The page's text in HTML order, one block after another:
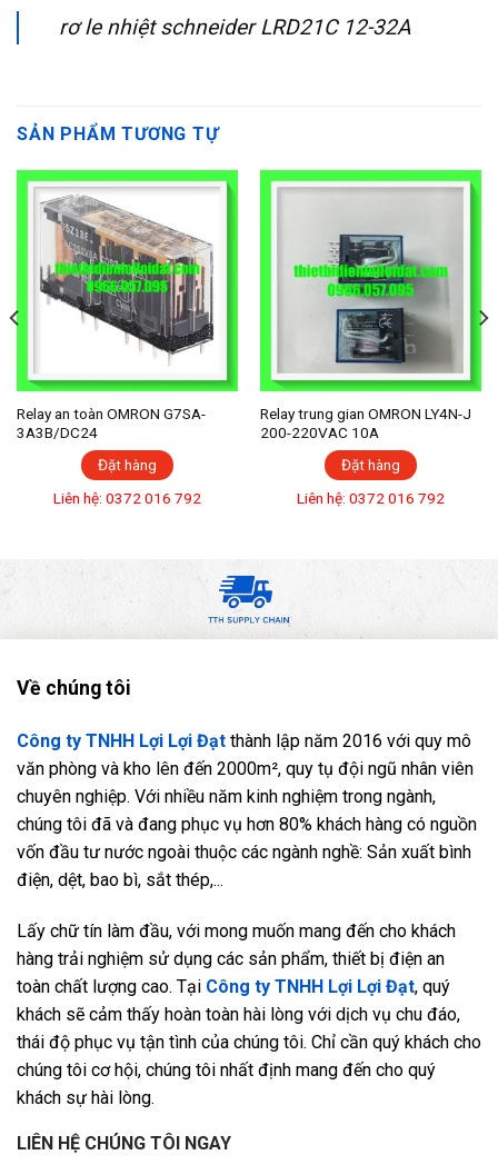
rơ le nhiệt schneider LRD21C 12-32A
SẢN PHẨM TƯƠNG TỰ
Relay an toàn OMRON G7SA-
3A3B/DC24
Đặt hàng
Liên hệ: 0372 016 792
Relay trung gian OMRON LY4N-J
200-220VAC 10A
Đặt hàng
Liên hệ: 0372 016 792
Về chúng tôi
Công ty TNHH Lợi Lợi Đạt thành lập năm 2016 với quy mô
văn phòng và kho lên đến 2000m², quy tụ đội ngũ nhân viên
chuyên nghiệp. Với nhiều năm kinh nghiệm trong ngành,
chúng tôi đã và đang phục vụ hơn 80% khách hàng có nguồn
vốn đầu tư nước ngoài thuộc các ngành nghề: Sản xuất bình
điện, dệt, bao bì, sắt thép,...
Lấy chữ tín làm đầu, với mong muốn mang đến cho khách
hàng trải nghiệm sử dụng các sản phẩm, thiết bị điện an
toàn chất lượng cao. Tại Công ty TNHH Lợi Lợi Đạt, quý
khách sẽ cảm thấy hoàn toàn hài lòng với dịch vụ chu đáo,
thái độ phục vụ tận tình của chúng tôi. Chỉ cần quý khách cho
chúng tôi cơ hội, chúng tôi nhất định mang đến cho quý
khách sự hài lòng.
LIÊN HỆ CHÚNG TÔI NGAY